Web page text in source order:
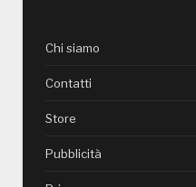
Chi siamo
Contatti
Store
Pubblicità